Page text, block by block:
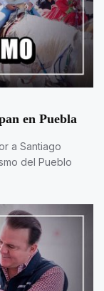
en Puebla
a Santiago
del Pueblo